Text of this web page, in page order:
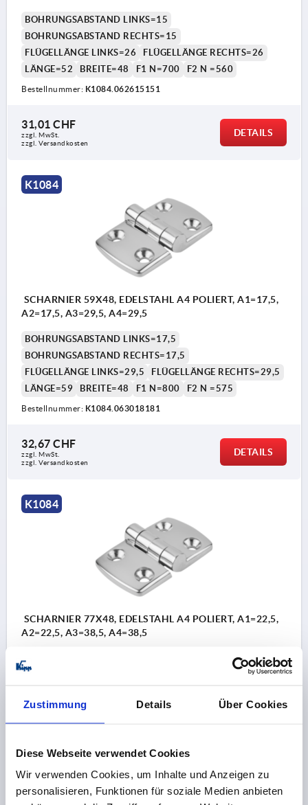
Zustimmung Details Über Cookies
Diese Webseite verwendet Cookies
Wir verwenden Cookies, um Inhalte und Anzeigen zu
personalisieren, Funktionen für soziale Medien anbieten
BOHRUNGSABSTAND LINKS=15
BOHRUNGSABSTAND RECHTS=15
FLÜGELLÄNGE LINKS=26
FLÜGELLÄNGE RECHTS=26
LÄNGE=52
BREITE=48 F1 N=700 F2 N =560
Bestellnummer: K1084.062615151
31,01 CHF
zzgl. MwSt.
zzgl. Versandkosten
DETAILS
K1084
SCHARNIER 59X48, EDELSTAHL A4 POLIERT, A1=17,5,
A2=17,5, A3=29,5, A4=29,5
BOHRUNGSABSTAND LINKS=17,5
BOHRUNGSABSTAND RECHTS=17,5
FLÜGELLÄNGE LINKS=29,5
FLÜGELLÄNGE RECHTS=29,5
LÄNGE=59
BREITE=48 F1 N=800 F2 N =575
Bestellnummer: K1084.063018181
32,67 CHF
zzgl. MwSt.
zzgl. Versandkosten
DETAILS
K1084
SCHARNIER 77X48, EDELSTAHL A4 POLIERT, A1=22,5,
A2=22,5, A3=38,5, A4=38,5
BOHRUNGSABSTAND LINKS=22,5
BOHRUNGSABSTAND RECHTS=22,5
LÄNGE=77
BREITE=48 F1 N=900 F2 N =675
zzgl. MwSt.
DETAILS